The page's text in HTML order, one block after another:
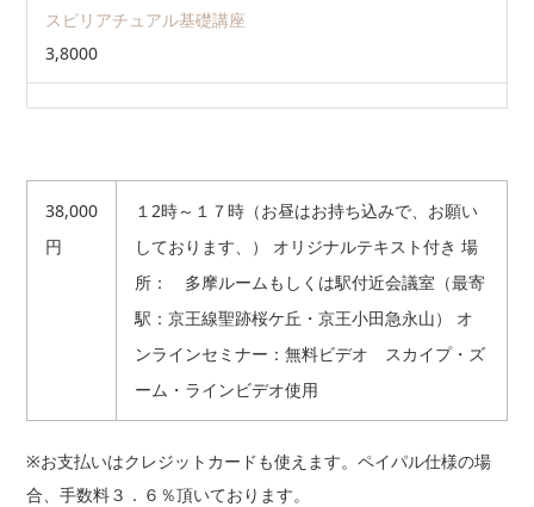
スピリアチュアル基礎講座
3,8000
38,000
円
１2時～１７時（お昼はお持ち込みで、お願い
しております、） オリジナルテキスト付き 場
所： 多摩ルームもしくは駅付近会議室（最寄
駅：京王線聖跡桜ケ丘・京王小田急永山） オ
ンラインセミナー：無料ビデオ スカイプ・ズ
ーム・ラインビデオ使用
※お支払いはクレジットカードも使えます。ペイパル仕様の場
合、手数料３．６％頂いております。